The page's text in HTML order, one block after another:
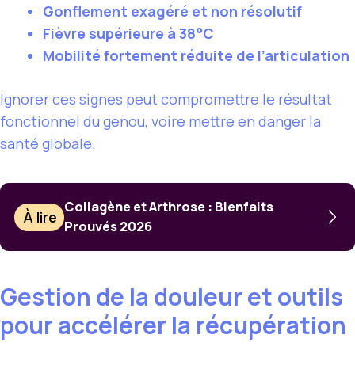
Gonflement exagéré et non résolutif
Fièvre supérieure à 38°C
Mobilité fortement réduite de l’articulation
Ignorer ces signes peut compromettre le résultat
fonctionnel du genou, voire mettre en danger la
santé globale.
À lire
Collagène et Arthrose : Bienfaits
Prouvés 2026
Gestion de la douleur et outils
pour accélérer la récupération